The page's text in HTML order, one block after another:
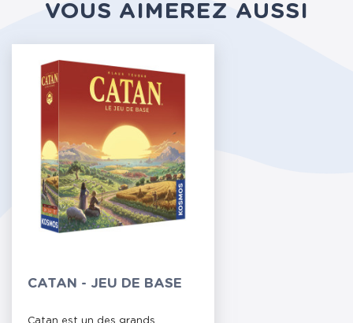
VOUS AIMEREZ AUSSI
CATAN - JEU DE BASE